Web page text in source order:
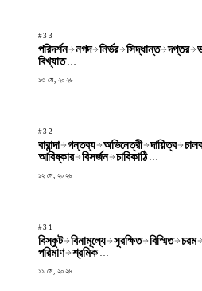
#33
পরিদর্শন নগদ নির্ভর সিদ্ধান্ত দপ্তর
বিখ্যাত …
১৩ মে, ২০২৬
#32
বারান্দা গন্তব্য অভিনেত্রী দায়িত্ব
আবিষ্কার
বিসর্জন চাবিকাঠি …
১২ মে, ২০২৬
#31
বিস্কুট বিনামূল্যে সুরক্ষিত বিস্মিত চরম
পরিমাণ
শ্রমিক …
১১ মে, ২০২৬